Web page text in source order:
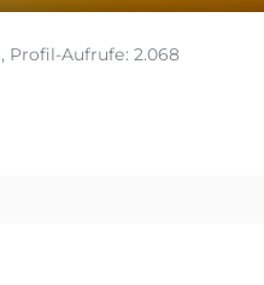
Profil-Aufrufe 2.068